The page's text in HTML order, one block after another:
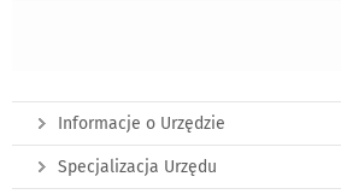
Informacje o Urzędzie
Specjalizacja Urzędu